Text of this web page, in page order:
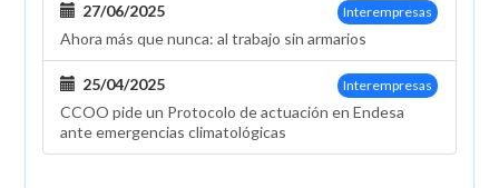
Interempresas
27/06/2025
Ahora más que nunca: al trabajo sin armarios
Interempresas
25/04/2025
CCOO pide un Protocolo de actuación en Endesa
ante emergencias climatológicas